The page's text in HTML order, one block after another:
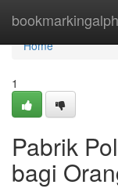
Home
Home
1
Pabrik
bagi